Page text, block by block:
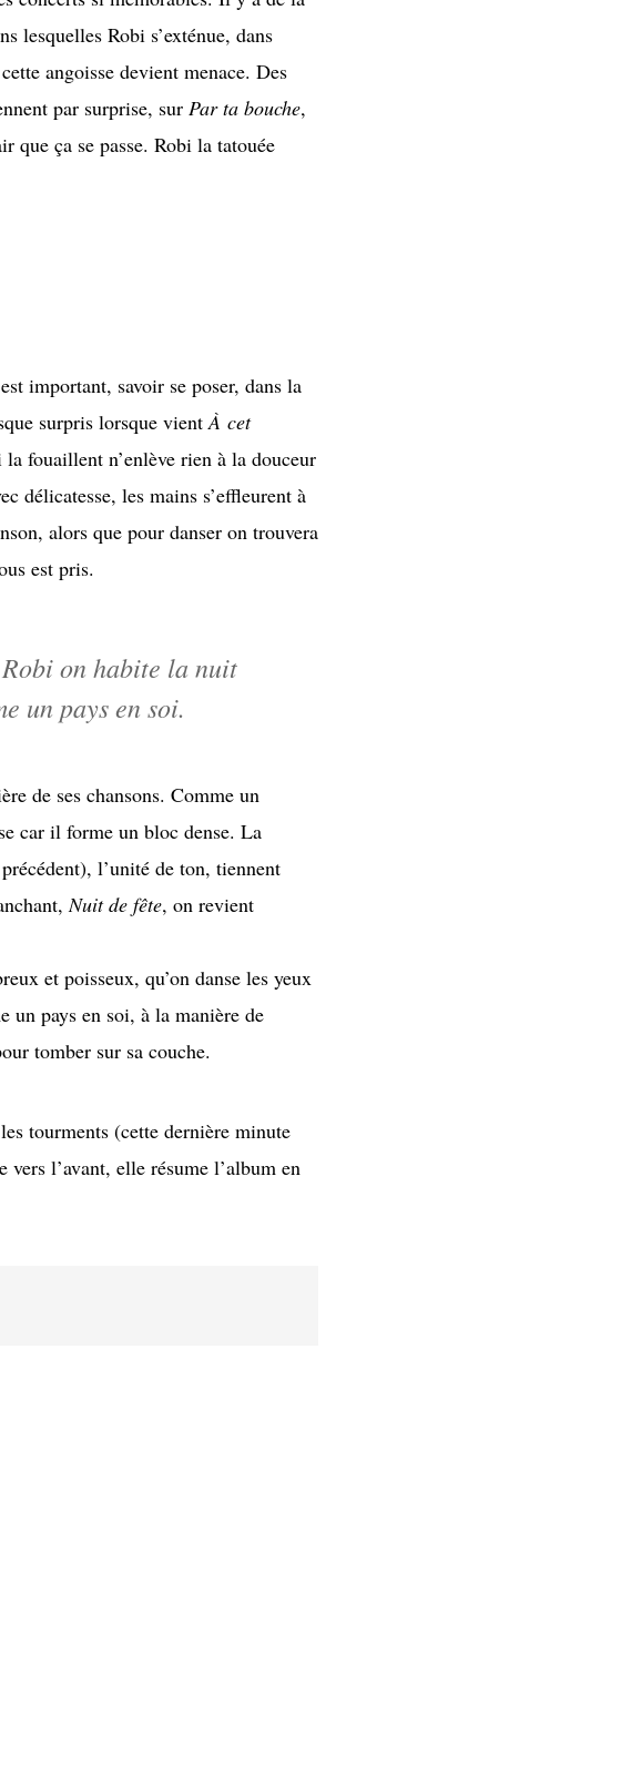
lesquelles Robi s’exténue, dans
angoisse devient menace. Des
par surprise, sur Par ta bouche,
que ça se passe. Robi la tatouée
est important, savoir se poser, dans la
surpris lorsque vientÀ cet
fouaillent n’enlève rien à la douceur
délicatesse, les mains s’effleurent à
alors que pour danser on trouvera
est pris.
on habite la nuit
un pays en soi.
de ses chansons. Comme un
car il forme un bloc dense. La
l’unité de ton, tiennent
Nuit de fête, on revient
et poisseux, qu’on danse les yeux
un pays en soi, à la manière de
tomber sur sa couche.
tourments (cette dernière minute
l’avant, elle résume l’album en